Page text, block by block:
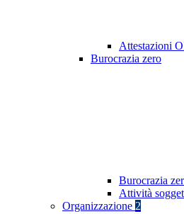
Attestazioni
Burocrazia zero
Burocrazia
Attività
Organizzazione 2